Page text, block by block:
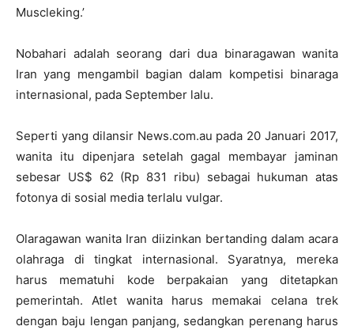
Muscleking.’
Nobahari adalah seorang dari dua binaragawan wanita
Iran yang mengambil bagian dalam kompetisi binaraga
internasional, pada September lalu.
Seperti yang dilansir News.com.au pada 20 Januari 2017,
wanita itu dipenjara setelah gagal membayar jaminan
sebesar US$ 62 (Rp 831 ribu) sebagai hukuman atas
fotonya di sosial media terlalu vulgar.
Olaragawan wanita Iran diizinkan bertanding dalam acara
olahraga di tingkat internasional. Syaratnya, mereka
harus mematuhi kode berpakaian yang ditetapkan
pemerintah. Atlet wanita harus memakai celana trek
dengan baju lengan panjang, sedangkan perenang harus